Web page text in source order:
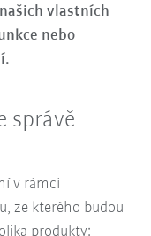
vlastních
nebo
správě
v rámci
ze kterého budou
produkty: